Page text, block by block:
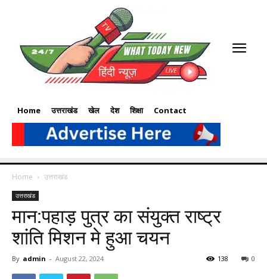
Home उत्तराखंड खेल देश शिक्षा Contact
Home उत्तराखंड
उत्तराखंड
मान:पहाड़ पुत्र का संयुक्त राष्ट्र
शांति मिशन मे हुआ चयन
By admin - August 22, 2024 0
138